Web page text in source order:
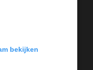
bekijken